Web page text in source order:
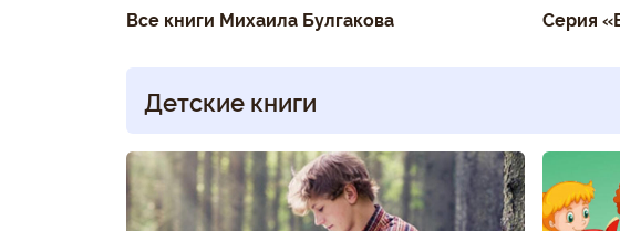
Все книги Михаила Булгакова Серия
Детские книги